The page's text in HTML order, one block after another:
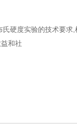
硬度实验的技术要
和社